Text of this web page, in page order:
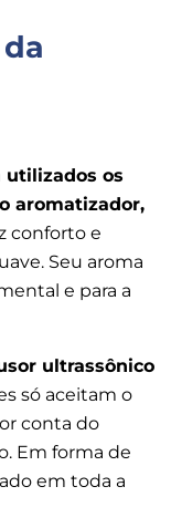
utilizados os
aromatizador,
conforto e
Seu aroma
e para a
ultrassônico
só aceitam o
conta do
Em forma de
em toda a